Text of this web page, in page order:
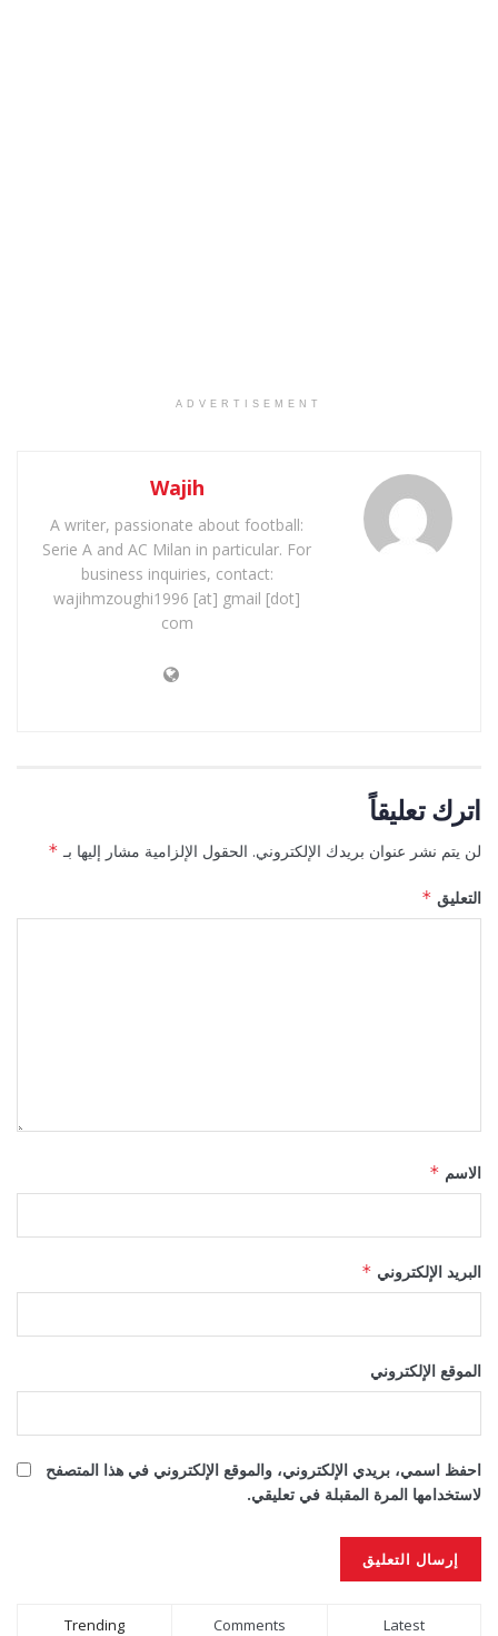
ADVERTISEMENT
Wajih
A writer, passionate about football:
Serie A and AC Milan in particular. For
business inquiries, contact:
wajihmzoughi1996 [at] gmail [dot]
com
اترك تعليقاً
لن يتم نشر عنوان بريدك الإلكتروني. الحقول الإلزامية مشار إليها بـ *
التعليق *
الاسم *
البريد الإلكتروني *
الموقع الإلكتروني
احفظ اسمي، بريدي الإلكتروني، والموقع الإلكتروني في هذا المتصفح
لاستخدامها المرة المقبلة في تعليقي.
Trending Comments Latest